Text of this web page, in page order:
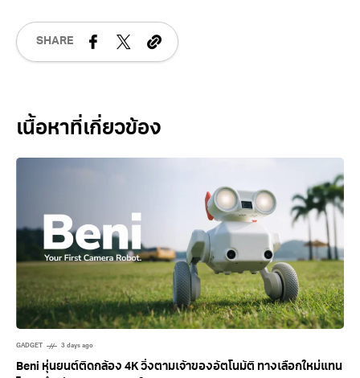
SHARE
Related Posts
GADGET 3 days ago
Beni หุ่นยนต์ติดกล้อง 4K วิ่งตามเจ้าของอัตโนมัติ ทางเลือกใหม่แทน